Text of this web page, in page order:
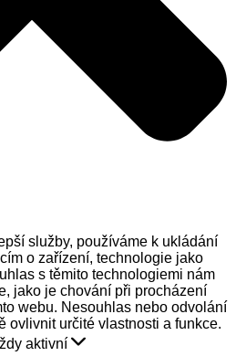
služby, používáme k ukládání
o zařízení, technologie jako
s těmito technologiemi nám
jako je chování při procházení
webu. Nesouhlas nebo odvolání
ovlivnit určité vlastnosti a funkce.
aktivní